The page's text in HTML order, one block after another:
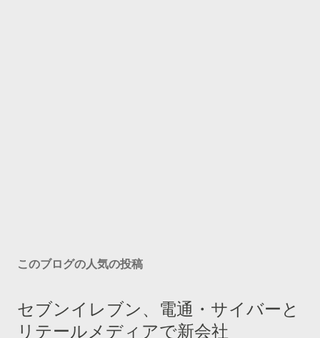
このブログの人気の投稿
セブンイレブン、電通・サイバーと
リテールメディアで新会社